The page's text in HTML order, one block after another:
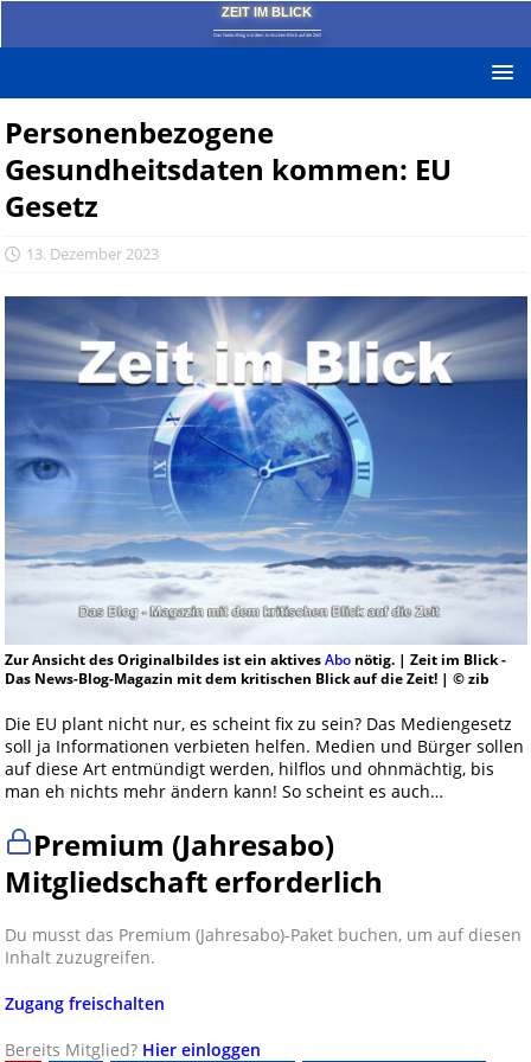
ZEIT IM BLICK
Das News-Blog mit dem kritischen Blick auf die Zeit!
Personenbezogene
Gesundheitsdaten kommen: EU
Gesetz
13. Dezember 2023
Zur Ansicht des Originalbildes ist ein aktivesAbonötig. | Zeit im Blick -
Das News-Blog-Magazin mit dem kritischen Blick auf die Zeit! | © zib
Die EU plant nicht nur, es scheint fix zu sein? Das Mediengesetz
soll ja Informationen verbieten helfen. Medien und Bürger sollen
auf diese Art entmündigt werden, hilflos und ohnmächtig, bis
man eh nichts mehr ändern kann! So scheint es auch…
Premium (Jahresabo)
Mitgliedschaft erforderlich
Du musst das Premium (Jahresabo)-Paket buchen, um auf diesen
Inhalt zuzugreifen.
Zugang freischalten
Bereits Mitglied? Hier einloggen